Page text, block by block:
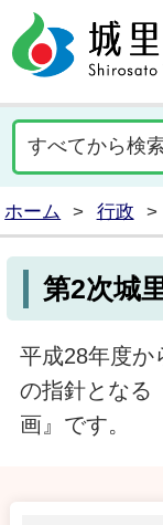
ホーム > 行政 >
第2次城
平成28年度か
の指針となる
画』です。